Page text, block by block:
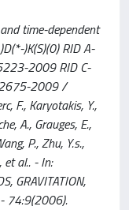
time-dependent
)K(S)(0) RID A-
2009 RID C-
2009 /
F., Karyotakis, Y.,
A., Grauges, E.,
P., Zhu, Y.s.,
et al.. - In:
GRAVITATION,
74:9(2006).